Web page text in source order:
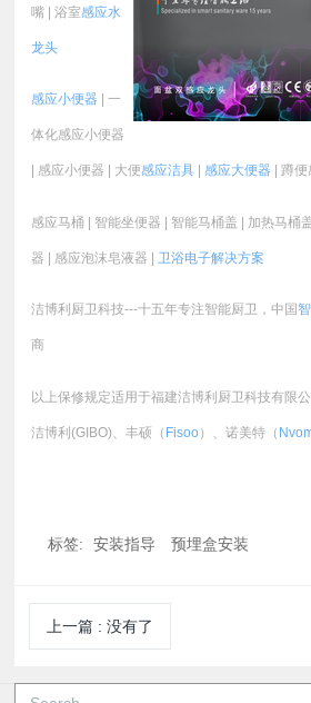
嘴 | 浴室感应水
龙头
感应小便器 | 一
体化感应小便器
| 感应小便器 | 大便感应洁具 |感应大便器 | 蹲
感应马桶 | 智能坐便器 | 智能马桶盖 | 加热马桶
器 | 感应泡沫皂液器 | 卫浴电子解决方案
洁博利厨卫科技---十五年专注智能厨卫，中国
商
以上保修规定适用于福建洁博利厨卫科技有限
洁博利(GIBO)、丰硕（ Fisoo ）、诺美特（
标签: 安装指导 预埋盒安装
上一篇 :没有了